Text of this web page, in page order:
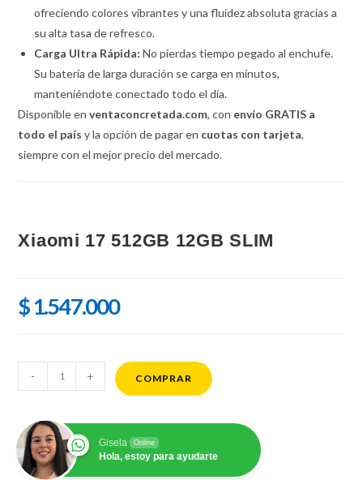
ofreciendo colores vibrantes y una fluidez absoluta gracias a
su alta tasa de refresco.
Carga Ultra Rápida: No pierdas tiempo pegado al enchufe.
Su batería de larga duración se carga en minutos,
manteniéndote conectado todo el día.
Disponible enventaconcretada.com, con envío GRATIS a
todo el país y la opción de pagar en cuotas con tarjeta,
siempre con el mejor precio del mercado.
Xiaomi 17 512GB 12GB SLIM
$1.547.000
17
12GB
SLIM
cantidad
- + COMPRAR
Gisela Online
Hola, estoy para ayudarte